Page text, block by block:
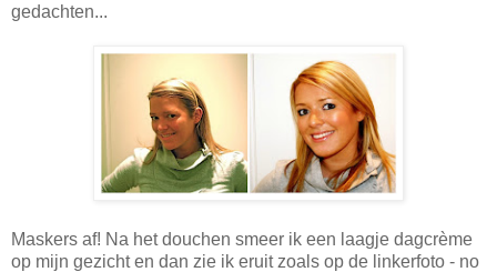
gedachten...
Maskers af! Na het douchen smeer ik een laagje dagcrème
op mijn gezicht en dan zie ik eruit zoals op de linkerfoto - no